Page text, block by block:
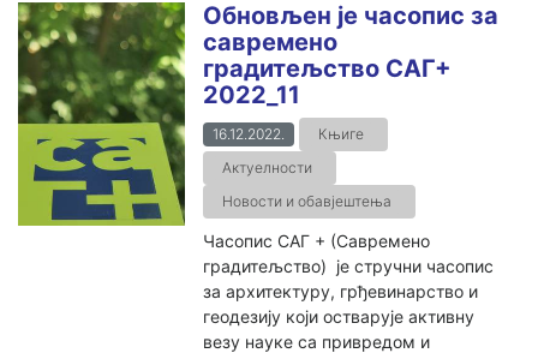
Обновљен је часопис за
савремено
градитељство САГ+
2022_11
16.12.2022.
Књиге
Актуелности
Новости и обавјештења
Часопис САГ + (Савремено
градитељство) је стручни часопис
за архитектуру, грђевинарство и
геодезију који остварује активну
везу науке са привредом и